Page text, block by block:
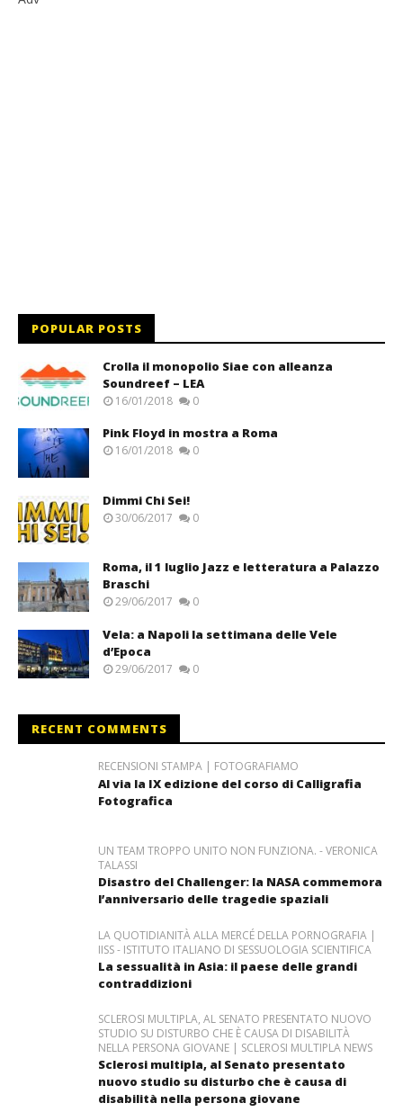
POPULAR POSTS
Crolla il monopolio Siae con alleanza
Soundreef – LEA
16/01/2018 0
Pink Floyd in mostra a Roma
16/01/2018 0
Dimmi Chi Sei!
30/06/2017 0
Roma, il 1 luglio Jazz e letteratura a Palazzo
Braschi
29/06/2017 0
Vela: a Napoli la settimana delle Vele
d’Epoca
29/06/2017 0
RECENT COMMENTS
RECENSIONI STAMPA | FOTOGRAFIAMO
Al via la IX edizione del corso di Calligrafia
Fotografica
UN TEAM TROPPO UNITO NON FUNZIONA. - VERONICA
TALASSI
Disastro del Challenger: la NASA commemora
l’anniversario delle tragedie spaziali
LA QUOTIDIANITÀ ALLA MERCÉ DELLA PORNOGRAFIA |
IISS - ISTITUTO ITALIANO DI SESSUOLOGIA SCIENTIFICA
La sessualità in Asia: il paese delle grandi
contraddizioni
SCLEROSI MULTIPLA, AL SENATO PRESENTATO NUOVO
STUDIO SU DISTURBO CHE È CAUSA DI DISABILITÀ
NELLA PERSONA GIOVANE | SCLEROSI MULTIPLA NEWS
Sclerosi multipla, al Senato presentato
nuovo studio su disturbo che è causa di
disabilità nella persona giovane